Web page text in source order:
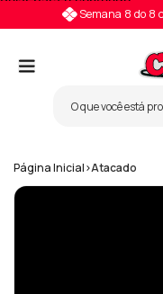
Semana 8 do 8
Página Inicial>Atacado